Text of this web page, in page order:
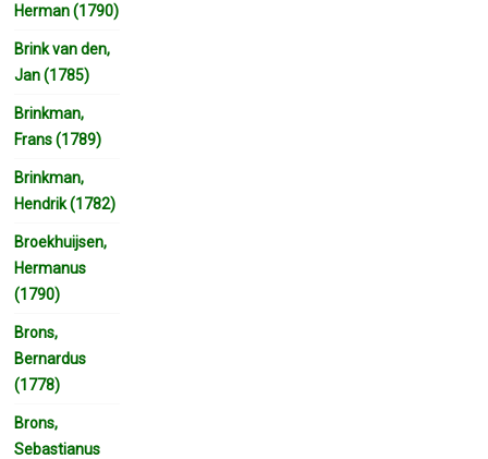
Herman (1790)
Brink van den,
Jan (1785)
Brinkman,
Frans (1789)
Brinkman,
Hendrik (1782)
Broekhuijsen,
Hermanus
(1790)
Brons,
Bernardus
(1778)
Brons,
Sebastianus